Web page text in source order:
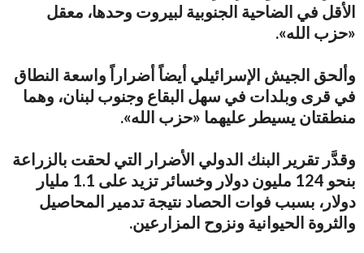
الأقل في الضاحية الجنوبية لبيروت وحدها، معقل
«حزب الله».
وألحق الجيش الإسرائيلي أيضاً أضراراً واسعة النطاق
في قرى وبلدات في سهل البقاع وجنوب لبنان، وهما
منطقتان يسيطر عليهما «حزب الله».
وقدَّر تقرير البنك الدولي الأضرار التي لحقت بالزراعة
بنحو 124 مليون دولار وخسائر تزيد على 1.1 مليار
دولار، بسبب فوات الحصاد نتيجة تدمير المحاصيل
والثروة الحيوانية ونزوح المزارعين.